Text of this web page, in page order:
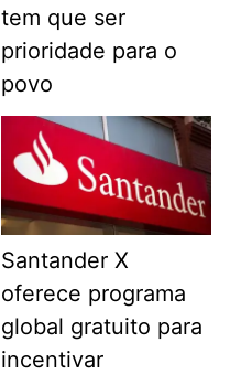
tem que ser
prioridade para o
povo
Santander X
oferece programa
global gratuito para
incentivar